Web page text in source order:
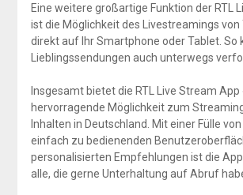
Eine weitere großartige Funktion der RTL
ist die Möglichkeit des Livestreamings von
direkt auf Ihr Smartphone oder Tablet. So
Lieblingssendungen auch unterwegs
Insgesamt bietet die RTL Live Stream App
hervorragende Möglichkeit zum
Inhalten in Deutschland. Mit einer Fülle
einfach zu bedienenden
personalisierten Empfehlungen ist die
alle, die gerne Unterhaltung auf Abruf